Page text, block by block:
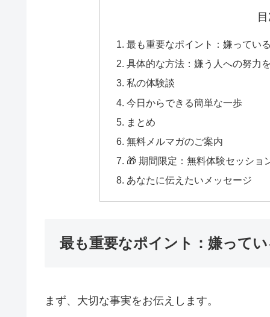
最も重要なポイント：嫌ってい
具体的な方法：嫌う人への努力
私の体験談
今日からできる簡単な一歩
まとめ
無料メルマガのご案内
🎁 期間限定：無料体験セッショ
あなたに伝えたいメッセージ
最も重要なポイント：嫌って
まず、大切な事実をお伝えします。